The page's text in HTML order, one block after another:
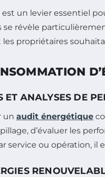
est un levier essentiel
révèle
propriétaires
ET ANALYSES DE
un audit énergétique
d’évaluer les
service ou opération,